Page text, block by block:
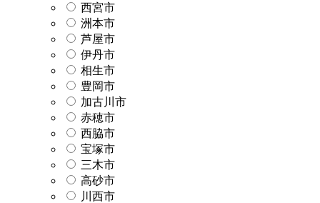
西宮市
洲本市
芦屋市
伊丹市
相生市
豊岡市
加古川市
赤穂市
西脇市
宝塚市
三木市
高砂市
川西市